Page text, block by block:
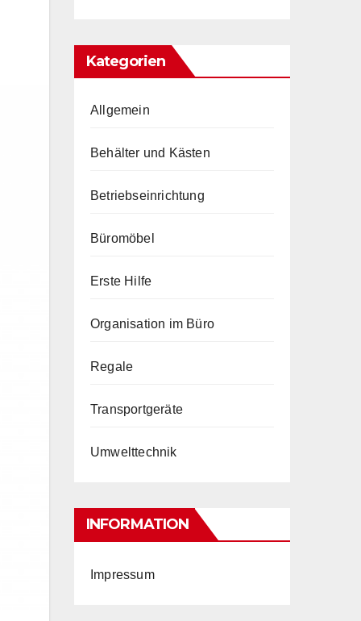
Kategorien
Allgemein
Behälter und Kästen
Betriebseinrichtung
Büromöbel
Erste Hilfe
Organisation im Büro
Regale
Transportgeräte
Umwelttechnik
INFORMATION
Impressum